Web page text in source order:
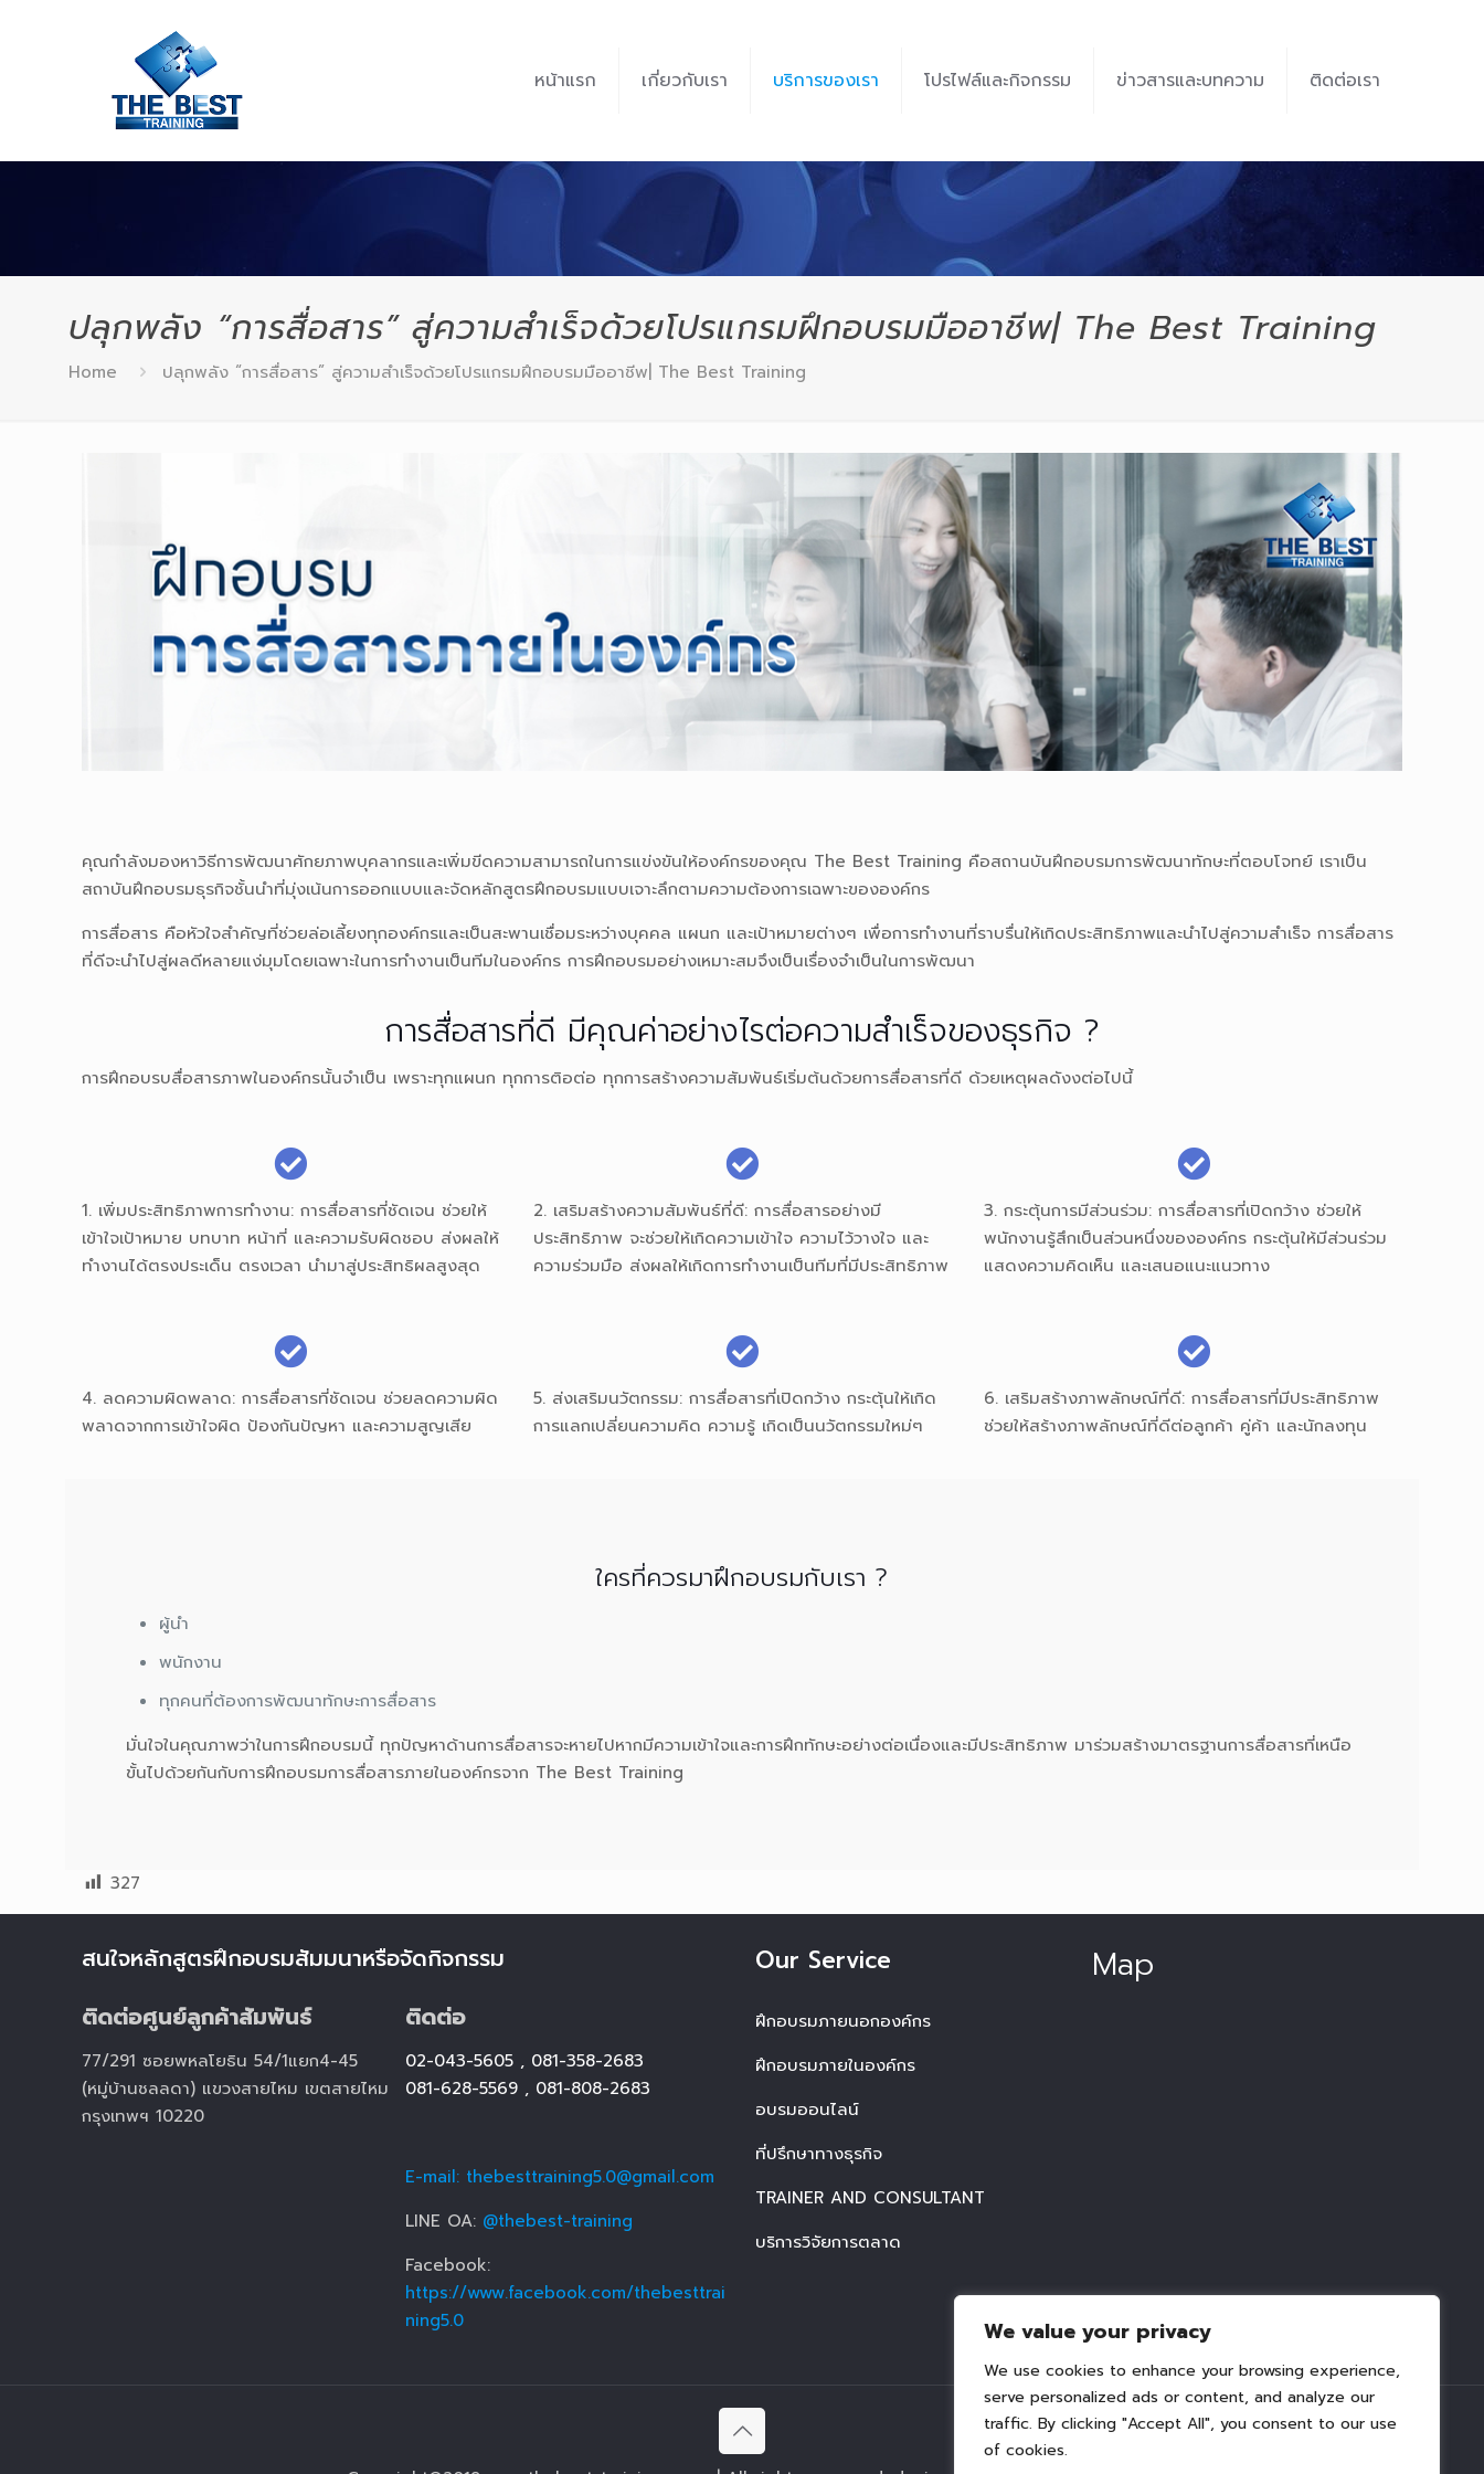
We value your privacy
We use cookies to enhance your browsing experience,
serve personalized ads or content, and analyze our
traffic. By clicking "Accept All", you consent to our use
of cookies.
หน้าแรก เกี่ยวกับเรา บริการของเรา โปรไฟล์และกิจกรรม ข่าวสารและบทความ ติดต่อเรา
ปลุกพลัง “การสื่อสาร” สู่ความสำเร็จด้วยโปรแกรมฝึกอบรมมืออาชีพ| The Best Training
Home ปลุกพลัง “การสื่อสาร” สู่ความสำเร็จด้วยโปรแกรมฝึกอบรมมืออาชีพ| The Best Training
คุณกำลังมองหาวิธีการพัฒนาศักยภาพบุคลากรและเพิ่มขีดความสามารถในการแข่งขันให้องค์กรของคุณ The Best Training คือสถานบันฝึกอบรมการพัฒนาทักษะที่ตอบโจทย์ เราเป็น
สถาบันฝึกอบรมธุรกิจชั้นนำที่มุ่งเน้นการออกแบบและจัดหลักสูตรฝึกอบรมแบบเจาะลึกตามความต้องการเฉพาะขององค์กร
การสื่อสาร คือหัวใจสำคัญที่ช่วยล่อเลี้ยงทุกองค์กรและเป็นสะพานเชื่อมระหว่างบุคคล แผนก และเป้าหมายต่างๆ เพื่อการทำงานที่ราบรื่นให้เกิดประสิทธิภาพและนำไปสู่ความสำเร็จ การสื่อสาร
ที่ดีจะนำไปสู่ผลดีหลายแง่มุมโดยเฉพาะในการทำงานเป็นทีมในองค์กร การฝึกอบรมอย่างเหมาะสมจึงเป็นเรื่องจำเป็นในการพัฒนา
การสื่อสารที่ดี มีคุณค่าอย่างไรต่อความสำเร็จของธุรกิจ ?
การฝึกอบรบสื่อสารภาพในองค์กรนั้นจำเป็น เพราะทุกแผนก ทุกการติอต่อ ทุกการสร้างความสัมพันธ์เริ่มต้นด้วยการสื่อสารที่ดี ด้วยเหตุผลดังงต่อไปนี้
1. เพิ่มประสิทธิภาพการทำงาน: การสื่อสารที่ชัดเจน ช่วยให้
เข้าใจเป้าหมาย บทบาท หน้าที่ และความรับผิดชอบ ส่งผลให้
ทำงานได้ตรงประเด็น ตรงเวลา นำมาสู่ประสิทธิผลสูงสุด
2. เสริมสร้างความสัมพันธ์ที่ดี: การสื่อสารอย่างมี
ประสิทธิภาพ จะช่วยให้เกิดความเข้าใจ ความไว้วางใจ และ
ความร่วมมือ ส่งผลให้เกิดการทำงานเป็นทีมที่มีประสิทธิภาพ
3. กระตุ้นการมีส่วนร่วม: การสื่อสารที่เปิดกว้าง ช่วยให้
พนักงานรู้สึกเป็นส่วนหนึ่งขององค์กร กระตุ้นให้มีส่วนร่วม
แสดงความคิดเห็น และเสนอแนะแนวทาง
4. ลดความผิดพลาด: การสื่อสารที่ชัดเจน ช่วยลดความผิด
พลาดจากการเข้าใจผิด ป้องกันปัญหา และความสูญเสีย
5. ส่งเสริมนวัตกรรม: การสื่อสารที่เปิดกว้าง กระตุ้นให้เกิด
การแลกเปลี่ยนความคิด ความรู้ เกิดเป็นนวัตกรรมใหม่ๆ
6. เสริมสร้างภาพลักษณ์ที่ดี: การสื่อสารที่มีประสิทธิภาพ
ช่วยให้สร้างภาพลักษณ์ที่ดีต่อลูกค้า คู่ค้า และนักลงทุน
ใครที่ควรมาฝึกอบรมกับเรา ?
ผู้นำ
พนักงาน
ทุกคนที่ต้องการพัฒนาทักษะการสื่อสาร
มั่นใจในคุณภาพว่าในการฝึกอบรมนี้ ทุกปัญหาด้านการสื่อสารจะหายไปหากมีความเข้าใจและการฝึกทักษะอย่างต่อเนื่องและมีประสิทธิภาพ มาร่วมสร้างมาตรฐานการสื่อสารที่เหนือ
ขั้นไปด้วยกันกับการฝึกอบรมการสื่อสารภายในองค์กรจาก The Best Training
327
สนใจหลักสูตรฝึกอบรมสัมมนาหรือจัดกิจกรรม
ติดต่อศูนย์ลูกค้าสัมพันธ์
77/291 ซอยพหลโยธิน 54/1แยก4-45
(หมู่บ้านชลลดา) แขวงสายไหม เขตสายไหม
กรุงเทพฯ 10220
ติดต่อ
02-043-5605 , 081-358-2683
081-628-5569 , 081-808-2683
E-mail: thebesttraining5.0@gmail.com
LINE OA: @thebest-training
Facebook:
https://www.facebook.com/thebesttrai
ning5.0
Our Service
ฝึกอบรมภายนอกองค์กร
ฝึกอบรมภายในองค์กร
อบรมออนไลน์
ที่ปรึกษาทางธุรกิจ
TRAINER AND CONSULTANT
บริการวิจัยการตลาด
Map